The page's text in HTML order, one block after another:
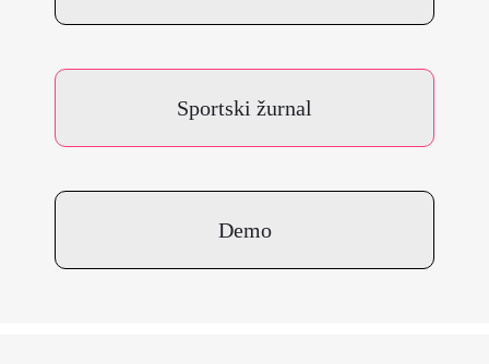
Sportski žurnal
Demo